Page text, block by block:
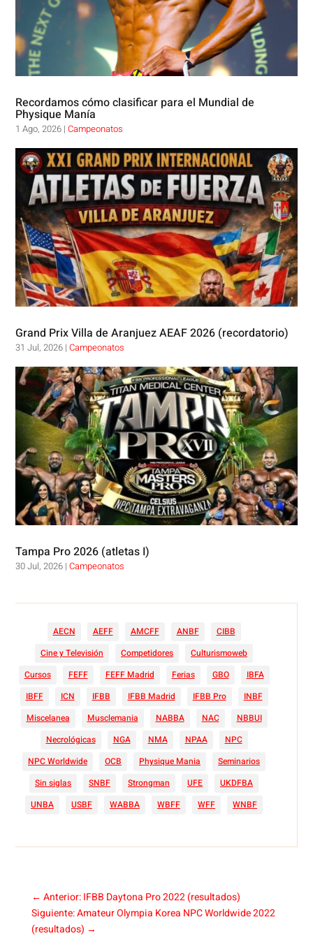
Recordamos cómo clasificar para el Mundial de
Physique Manía
1 Ago, 2026 |Campeonatos
Grand Prix Villa de Aranjuez AEAF 2026 (recordatorio)
31 Jul, 2026 |Campeonatos
Tampa Pro 2026 (atletas I)
30 Jul, 2026 |Campeonatos
AECN AEFF AMCFF ANBF
CIBB
Cine y Televisión
Competidores
Culturismoweb
Cursos
FEFF FEFF Madrid Ferias GBO
IBFA
IBFF
ICN IFBB IFBB Madrid IFBB Pro
INBF
Miscelanea
Musclemania NABBA NAC
NBBUI
Necrológicas
NGA NMA NPAA
NPC
NPC Worldwide
OCB Physique Mania
Seminarios
Sin siglas
SNBF Strongman UFE
UKDFBA
UNBA
USBF WABBA WBFF WFF WNBF
← Anterior: IFBB Daytona Pro 2022 (resultados)
Siguiente: Amateur Olympia Korea NPC Worldwide 2022
(resultados) →